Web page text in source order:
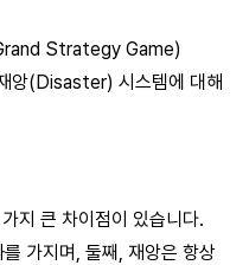
Strategy Game)
앙(Disaster) 시스템에 대해
지 큰 차이점이 있습니다.
가지며, 둘째, 재앙은 항상